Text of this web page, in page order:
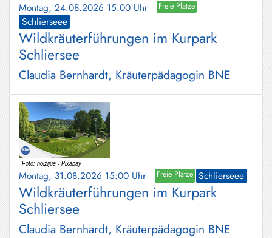
Montag, 24.08.2026 15:00 Uhr Freie Plätze
Schlierseee
Wildkräuterführungen im Kurpark
Schliersee
Claudia Bernhardt, Kräuterpädagogin BNE
Montag, 31.08.2026 15:00 Uhr Freie Plätze Schlierseee
Wildkräuterführungen im Kurpark
Schliersee
Claudia Bernhardt, Kräuterpädagogin BNE